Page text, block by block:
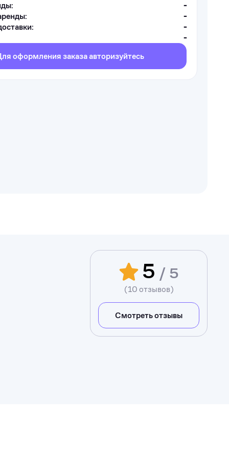
-
-
-
-
оформления заказа авторизуйтесь
5 / 5
(10 отзывов)
Смотреть отзывы